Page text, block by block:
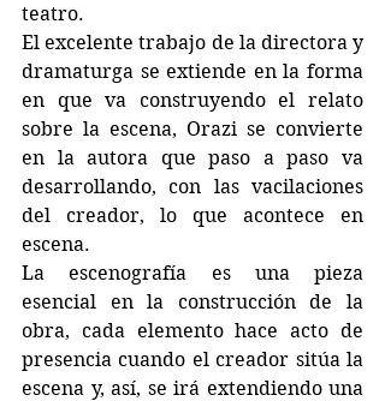
teatro.
El excelente trabajo de la directora y
dramaturga se extiende en la forma
en que va construyendo el relato
sobre la escena, Orazi se convierte
en la autora que paso a paso va
desarrollando, con las vacilaciones
del creador, lo que acontece en
escena.
La escenografía es una pieza
esencial en la construcción de la
obra, cada elemento hace acto de
presencia cuando el creador sitúa la
escena y, así, se irá extendiendo una